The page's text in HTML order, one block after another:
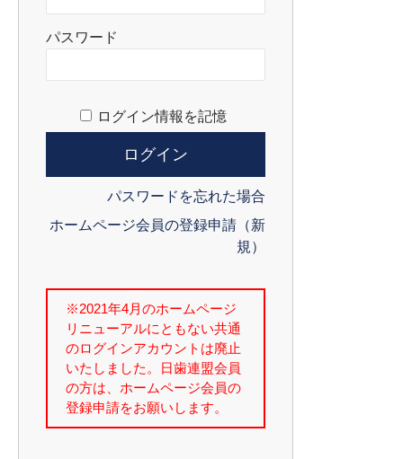
パスワード
ログイン情報を記憶
パスワードを忘れた場合
ホームページ会員の登録申請（新
規）